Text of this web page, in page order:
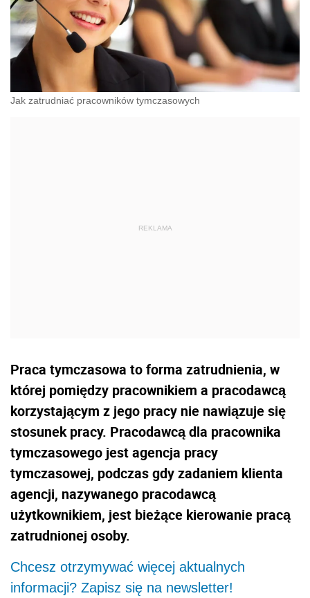
Jak zatrudniać pracowników tymczasowych
Praca tymczasowa to forma zatrudnienia, w
której pomiędzy pracownikiem a pracodawcą
korzystającym z jego pracy nie nawiązuje się
stosunek pracy. Pracodawcą dla pracownika
tymczasowego jest agencja pracy
tymczasowej, podczas gdy zadaniem klienta
agencji, nazywanego pracodawcą
użytkownikiem, jest bieżące kierowanie pracą
zatrudnionej osoby.
Chcesz otrzymywać więcej aktualnych
informacji? Zapisz się na newsletter!